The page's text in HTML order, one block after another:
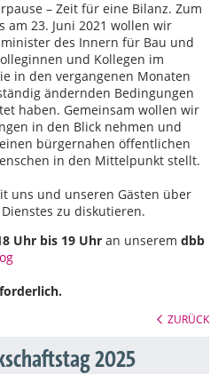
– Zeit für eine Bilanz. Zum
am 23. Juni 2021 wollen wir
des Innern für Bau und
und Kollegen im
in den vergangenen Monaten
ändernden Bedingungen
haben. Gemeinsam wollen wir
in den Blick nehmen und
bürgernahen öffentlichen
in den Mittelpunkt stellt.
uns und unseren Gästen über
zu diskutieren.
Uhr bis 19 Uhr an unserem dbb
ZURÜCK
2025